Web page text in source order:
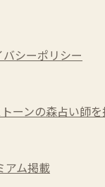
バシーポリシー
ーンの森占い師
アム掲載